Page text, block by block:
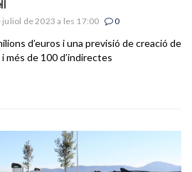
juliol de 2023 a les 17:00 0
d’euros i una previsió de creació de
més de 100 d’indirectes